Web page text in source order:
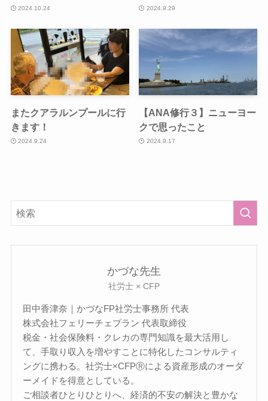
2024.10.24 2024.9.29
またクアラルンプールに行
きます！
2024.9.24
【ANA修行３】ニューヨー
クで思ったこと
2024.9.17
かづな先生
社労士 × CFP
田中香津奈｜かづなFP社労士事務所 代表
株式会社フェリーチェプラン 代表取締役
税金・社会保険料・クレカの専門知識を最大活用し
て、手取り収入を増やすことに特化したコンサルティ
ングに携わる。社労士×CFPⓇによる資産形成のオーダ
ーメイドを得意としている。
ご相談者ひとりひとりへ、経済的不安の解決と豊かな